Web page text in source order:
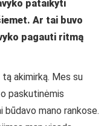
pataikyti
Ar tai buvo
pagauti ritmą
akimirką. Mes su
paskutinėmis
būdavo mano rankose.